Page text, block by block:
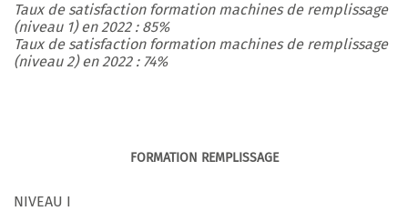
Taux de satisfaction formation machines de remplissage
(niveau 1) en 2022 : 85%
Taux de satisfaction formation machines de remplissage
(niveau 2) en 2022 : 74%
FORMATION REMPLISSAGE
NIVEAU I